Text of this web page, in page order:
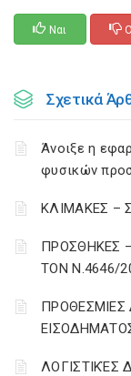
Ναι
Σχετικά
Άνοιξε η
φυσικών
ΚΛΙΜΑΚΕΣ –
ΠΡΟΣΘΗΚΕΣ
ΤΟΝ Ν.4646/
ΠΡΟΘΕΣΜΙΕΣ
ΛΟΓΙΣΤΙΚΈΣ